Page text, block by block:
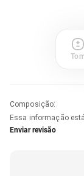
Composição:
Essa informação
Enviar revisão